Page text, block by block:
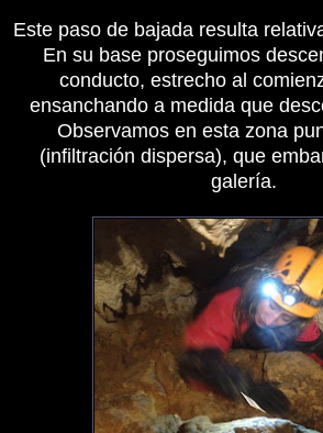
Este paso de bajada resulta
En su base proseguimos
conducto, estrecho al
ensanchando a medida que
Observamos en esta zona
(infiltración dispersa), que
galería.